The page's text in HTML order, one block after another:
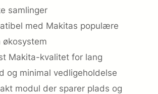
samlinger
med Makitas populære
økosystem
Makita-kvalitet for lang
og minimal vedligeholdelse
modul der sparer plads og